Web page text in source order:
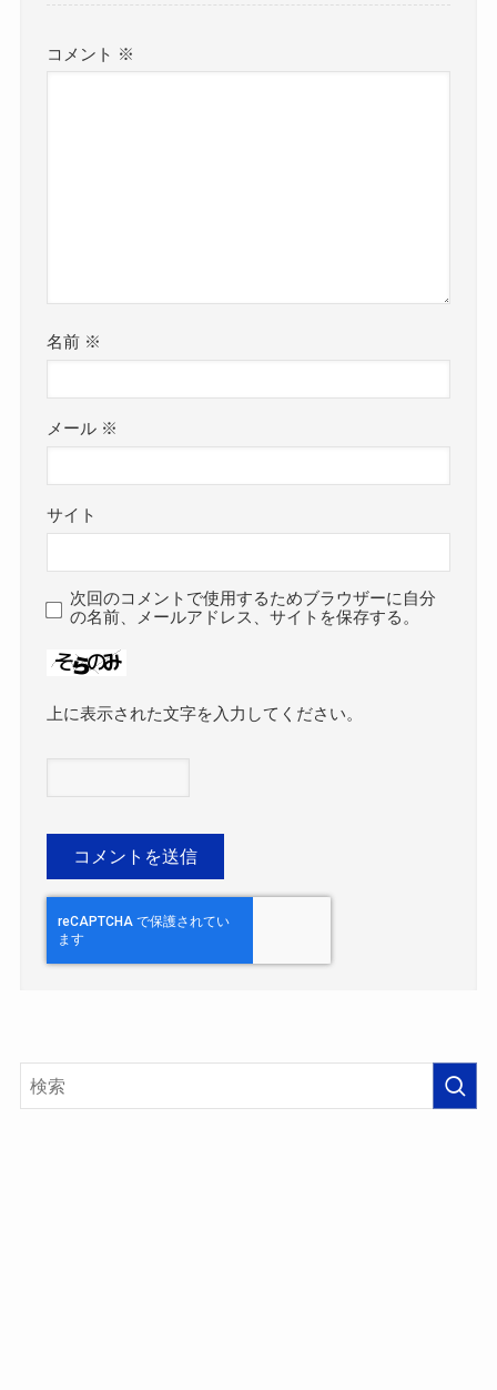
コメント ※
名前 ※
メール ※
サイト
次回のコメントで使用するためブラウザーに自分
の名前、メールアドレス、サイトを保存する。
上に表示された文字を入力してください。